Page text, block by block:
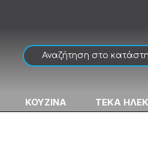
ΚΟΥΖΙΝΑ ΤΕΚΑ